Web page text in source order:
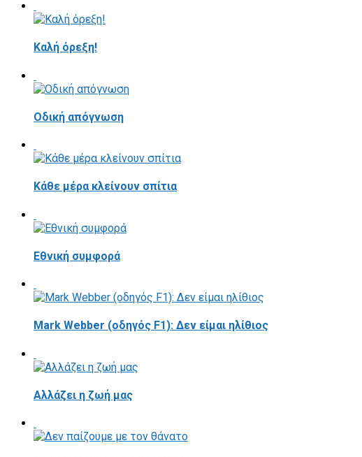
Καλή όρεξη!
Οδική απόγνωση
Κάθε μέρα κλείνουν σπίτια
Εθνική συμφορά
Mark Webber (οδηγός F1): Δεν είμαι ηλίθιος
Αλλάζει η ζωή μας